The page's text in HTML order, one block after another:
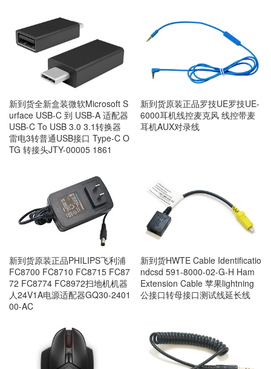
新到货全新盒装微软Microsoft S
urface USB-C 到 USB-A 适配器
USB-C To USB 3.0 3.1转换器
雷电3转普通USB接口 Type-C O
TG 转接头JTY-00005 1861
新到货原装正品罗技UE罗技UE-
6000耳机线控麦克风 线控带麦
耳机AUX对录线
新到货原装正品PHILIPS飞利浦
FC8700 FC8710 FC8715 FC87
72 FC8774 FC8972扫地机机器
人24V1A电源适配器GQ30-2401
00-AC
新到货HWTE Cable Identificatio
ndcsd 591-8000-02-G-H Ham
Extension Cable 苹果lightning
公接口转母接口测试线延长线